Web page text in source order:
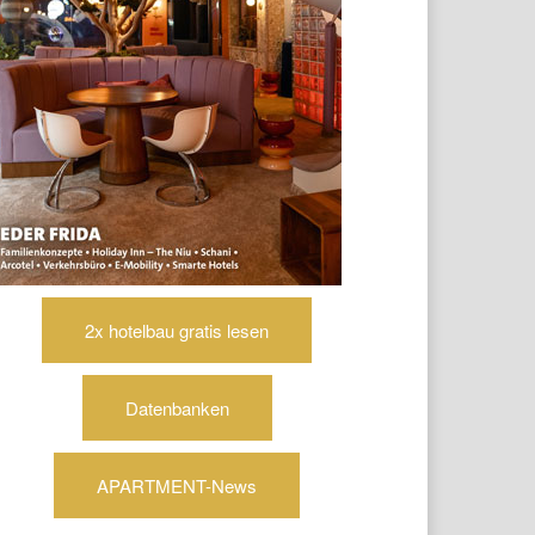
2x hotelbau gratis lesen
Datenbanken
APARTMENT-News